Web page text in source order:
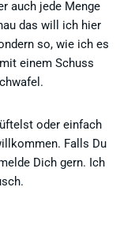
auch jede Menge
das will ich hier
so, wie ich es
einem Schuss
oder einfach
Falls Du
Dich gern. Ich